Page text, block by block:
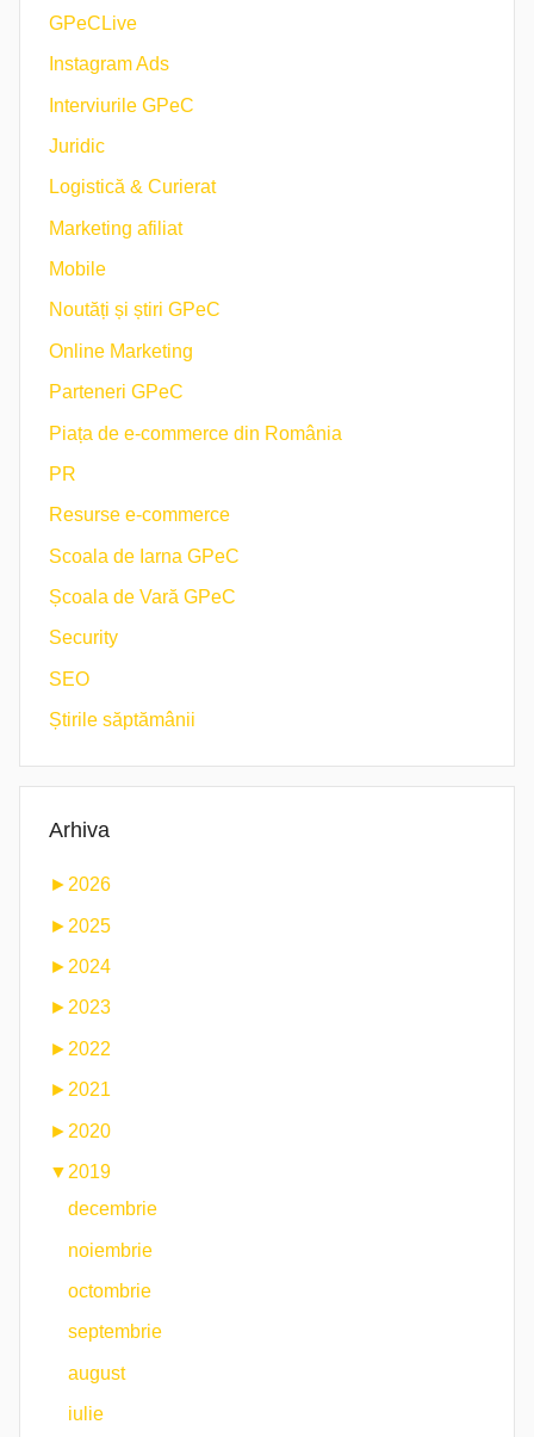
GPeCLive
Instagram Ads
Interviurile GPeC
Juridic
Logistică & Curierat
Marketing afiliat
Mobile
Noutăți și știri GPeC
Online Marketing
Parteneri GPeC
Piața de e-commerce din România
PR
Resurse e-commerce
Scoala de Iarna GPeC
Școala de Vară GPeC
Security
SEO
Știrile săptămânii
Arhiva
► 2026
► 2025
► 2024
►2023
► 2022
► 2021
► 2020
▼ 2019
decembrie
noiembrie
octombrie
septembrie
august
iulie